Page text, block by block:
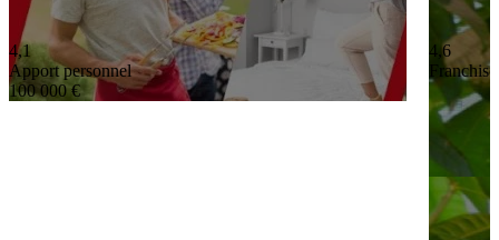
4,1
Apport personnel
100 000 €
4,6
Franchisé